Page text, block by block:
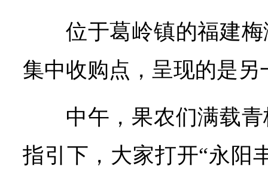
位于葛岭镇的福建
集中收购点，呈现的是另
中午，果农们满载
指引下，大家打开“永阳